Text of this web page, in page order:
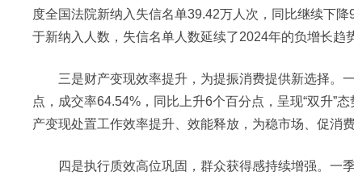
度全国法院新纳入失信名单39.42万人次，同比继续下
于新纳入人数，失信名单人数延续了2024年的负增长趋
三是财产变现效率提升，为提振消费提供新选择。
点，成交率64.54%，同比上升6个百分点，呈现“双升”
产变现处置工作效率提升、效能释放，为稳市场、促消
四是执行质效高位巩固，群众获得感持续增强。一